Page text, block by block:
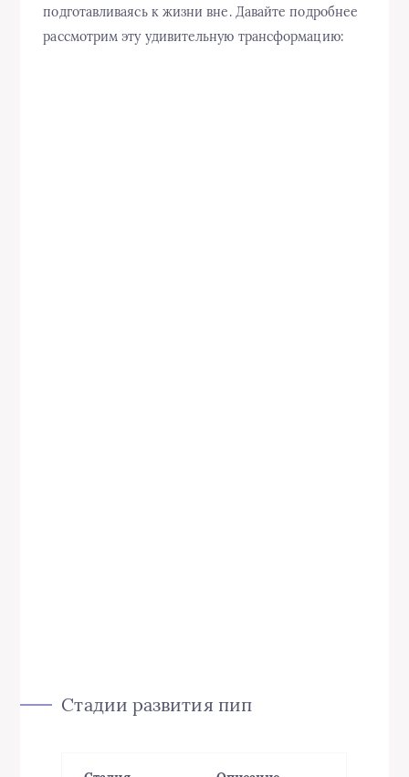
подготавливаясь к жизни вне. Давайте подробнее
рассмотрим эту удивительную трансформацию:
Стадии развития пип